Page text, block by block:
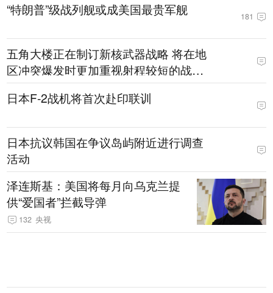
“特朗普”级战列舰或成美国最贵军舰 181
五角大楼正在制订新核武器战略 将在地
区冲突爆发时更加重视射程较短的战术
核武器
日本F-2战机将首次赴印联训
日本抗议韩国在争议岛屿附近进行调查
活动
泽连斯基：美国将每月向乌克兰提
供“爱国者”拦截导弹
132 央视